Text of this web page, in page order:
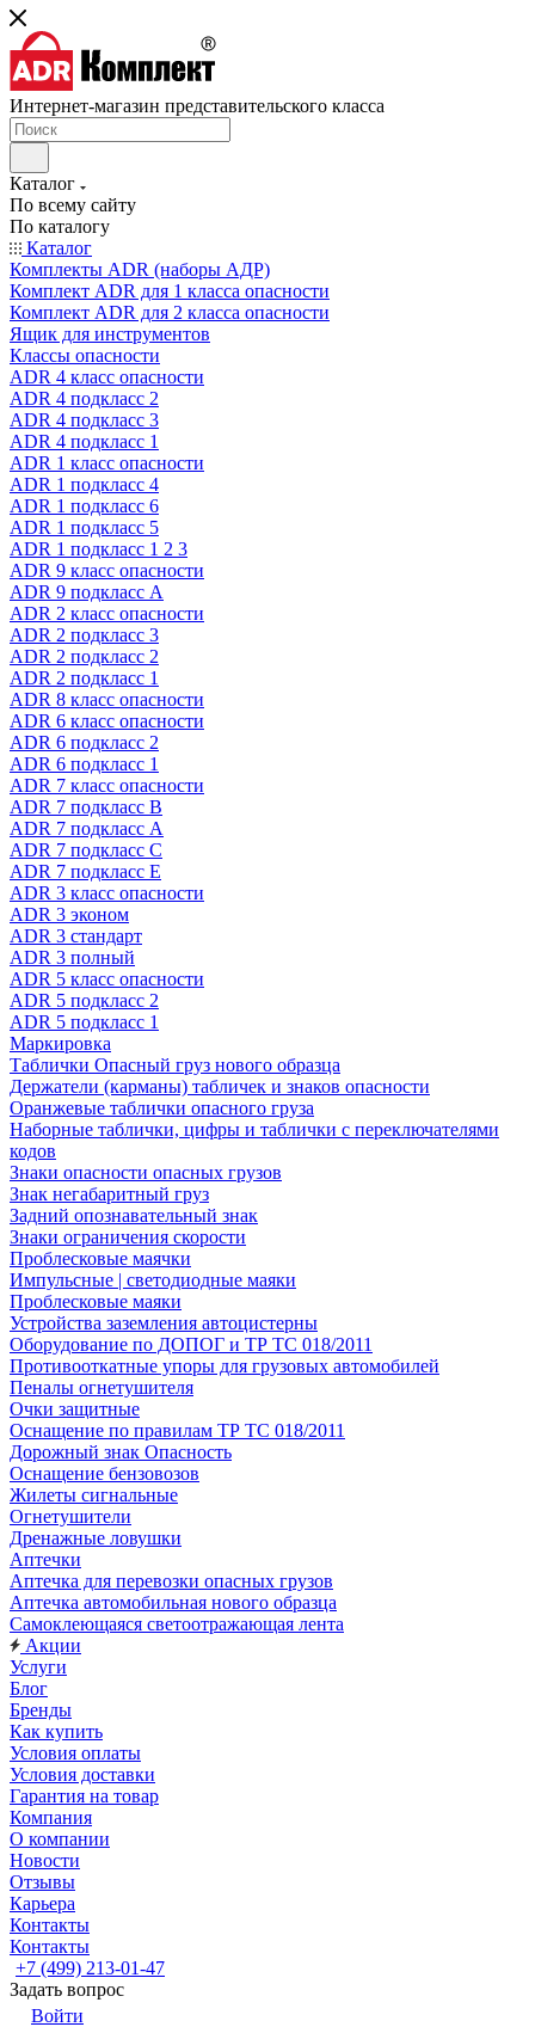
Интернет-магазин представительского класса
Каталог
По всему сайту
По каталогу
Каталог
Комплекты ADR (наборы АДР)
Комплект ADR для 1 класса опасности
Комплект ADR для 2 класса опасности
Ящик для инструментов
Классы опасности
ADR 4 класс опасности
ADR 4 подкласс 2
ADR 4 подкласс 3
ADR 4 подкласс 1
ADR 1 класс опасности
ADR 1 подкласс 4
ADR 1 подкласс 6
ADR 1 подкласс 5
ADR 1 подкласс 1 2 3
ADR 9 класс опасности
ADR 9 подкласс A
ADR 2 класс опасности
ADR 2 подкласс 3
ADR 2 подкласс 2
ADR 2 подкласс 1
ADR 8 класс опасности
ADR 6 класс опасности
ADR 6 подкласс 2
ADR 6 подкласс 1
ADR 7 класс опасности
ADR 7 подкласс B
ADR 7 подкласс A
ADR 7 подкласс C
ADR 7 подкласс E
ADR 3 класс опасности
ADR 3 эконом
ADR 3 стандарт
ADR 3 полный
ADR 5 класс опасности
ADR 5 подкласс 2
ADR 5 подкласс 1
Маркировка
Таблички Опасный груз нового образца
Держатели (карманы) табличек и знаков опасности
Оранжевые таблички опасного груза
Наборные таблички, цифры и таблички с переключателями
кодов
Знаки опасности опасных грузов
Знак негабаритный груз
Задний опознавательный знак
Знаки ограничения скорости
Проблесковые маячки
Импульсные | светодиодные маяки
Проблесковые маяки
Устройства заземления автоцистерны
Оборудование по ДОПОГ и ТР ТС 018/2011
Противооткатные упоры для грузовых автомобилей
Пеналы огнетушителя
Очки защитные
Оснащение по правилам ТР ТС 018/2011
Дорожный знак Опасность
Оснащение бензовозов
Жилеты сигнальные
Огнетушители
Дренажные ловушки
Аптечки
Аптечка для перевозки опасных грузов
Аптечка автомобильная нового образца
Самоклеющаяся светоотражающая лента
Акции
Услуги
Блог
Бренды
Как купить
Условия оплаты
Условия доставки
Гарантия на товар
Компания
О компании
Новости
Отзывы
Карьера
Контакты
Контакты
+7 (499) 213-01-47
Задать вопрос
Войти